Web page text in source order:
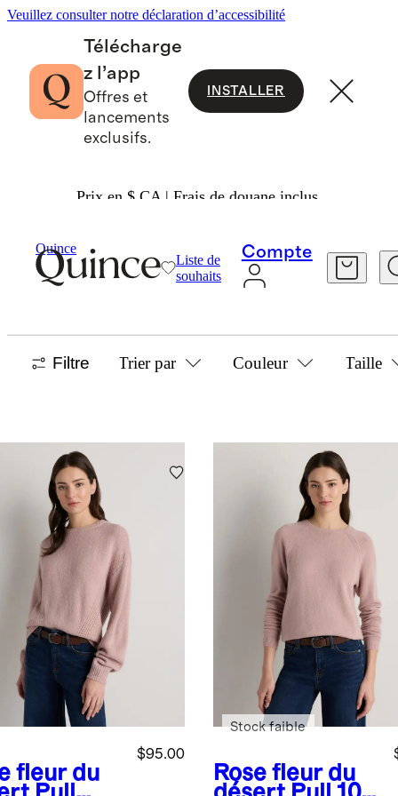
Veuillez consulter notre déclaration d’accessibilité
Télécharge
z l’app
Offres et
lancements
exclusifs.
INSTALLER
Prix en $ CA | Frais de douane inclus.
Quince
Liste de
souhaits
Compte
Women Chandails
YAK WOOL SWEATERS
Filtre Trier par Couleur Taille
fleur du
$95.00
Rose fleur du
Stock faible